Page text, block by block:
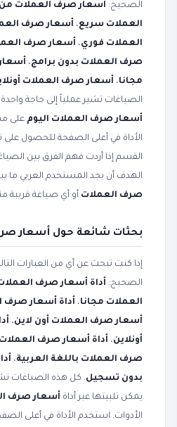
الصحيح: أسعار صرف العملات من
العملات سريع، أسعار صرف
العملات فوري، أسعار صرف
صرف العملات بدون برامج،
مجانا، أسعار صرف العملات
الصياغات تشير عملياً إلى حاجة واحدة
أسعار صرف العملات اليوم على
الأداة في أعلى الصفحة للحصول على
القسم إذا أردت فهم الفرق بين
الهدف أن يجد المستخدم العربي ما
صرف العملات أو أي صياغة قريبة
بحثات شائعة حول أسعار
إذا كنت تبحث عن أي من العبارات
الصحيح: أداة أسعار صرف
العملات مجانا، أداة أسعار صرف
أسعار صرف العملات أون لاين،
أونلاين، أداة أسعار صرف
صرف العملات باللغة العربية،
بدون تسجيل. كل هذه الصياغات
يمكن تلبيتها عبر أداة أسعار صرف
الأدوات. استخدم الأداة في أعلى